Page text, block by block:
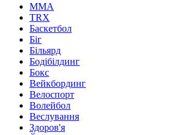
MMA
TRX
Баскетбол
Біг
Більярд
Бодібілдинг
Бокс
Вейкбординг
Велоспорт
Волейбол
Веслування
Здоров'я